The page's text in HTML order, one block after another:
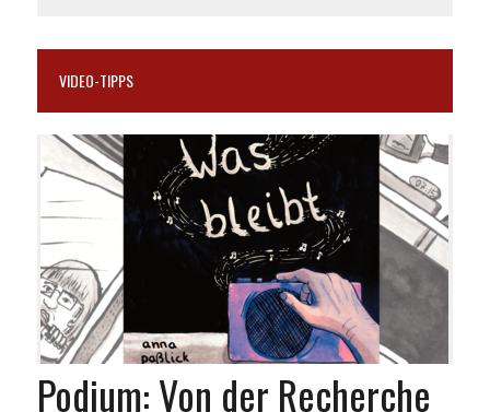
VIDEO-TIPPS
Podium: Von der Recherche